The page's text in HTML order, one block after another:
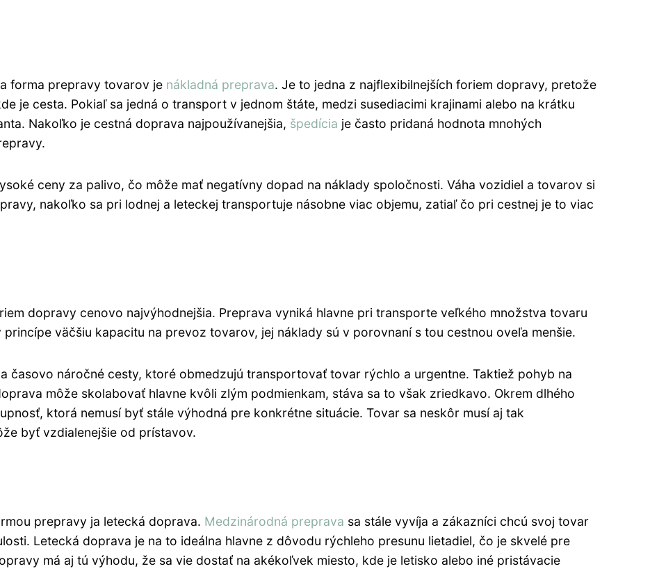
forma prepravy tovarov je nákladná preprava. Je to jedna z najflexibilnejších foriem dopravy, pretože
je cesta. Pokiaľ sa jedná o transport v jednom štáte, medzi susediacimi krajinami alebo na krátku
Nakoľko je cestná doprava najpoužívanejšia, špedícia je často pridaná hodnota mnohých
ceny za palivo, čo môže mať negatívny dopad na náklady spoločnosti. Váha vozidiel a tovarov si
nakoľko sa pri lodnej a leteckej transportuje násobne viac objemu, zatiaľ čo pri cestnej je to viac
dopravy cenovo najvýhodnejšia. Preprava vyniká hlavne pri transporte veľkého množstva tovaru
väčšiu kapacitu na prevoz tovarov, jej náklady sú v porovnaní s tou cestnou oveľa menšie.
časovo náročné cesty, ktoré obmedzujú transportovať tovar rýchlo a urgentne. Taktiež pohyb na
môže skolabovať hlavne kvôli zlým podmienkam, stáva sa to však zriedkavo. Okrem dlhého
ktorá nemusí byť stále výhodná pre konkrétne situácie. Tovar sa neskôr musí aj tak
byť vzdialenejšie od prístavov.
prepravy ja letecká doprava. Medzinárodná preprava sa stále vyvíja a zákazníci chcú svoj tovar
Letecká doprava je na to ideálna hlavne z dôvodu rýchleho presunu lietadiel, čo je skvelé pre
má aj tú výhodu, že sa vie dostať na akékoľvek miesto, kde je letisko alebo iné pristávacie